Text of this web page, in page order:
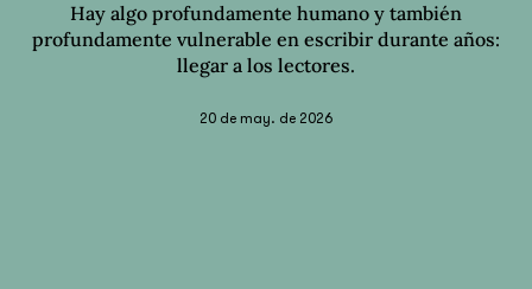
Hay algo profundamente humano y también
profundamente vulnerable en escribir durante años:
llegar a los lectores.
20 de may. de 2026